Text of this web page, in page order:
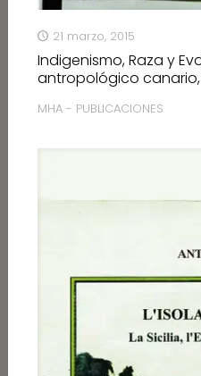
21 marzo, 2015
Indigenismo, Raza y
antropológico canario,
MHA - PUBLICACIONES